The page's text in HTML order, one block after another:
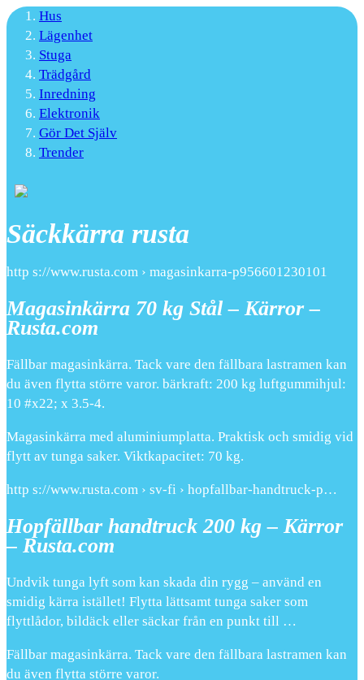
Hus
Lägenhet
Stuga
Trädgård
Inredning
Elektronik
Gör Det Själv
Trender
Säckkärra rusta
http s://www.rusta.com › magasinkarra-p956601230101
Magasinkärra 70 kg Stål – Kärror –
Rusta.com
Fällbar magasinkärra. Tack vare den fällbara lastramen kan
du även flytta större varor. bärkraft: 200 kg luftgummihjul:
10 #x22; x 3.5-4.
Magasinkärra med aluminiumplatta. Praktisk och smidig vid
flytt av tunga saker. Viktkapacitet: 70 kg.
http s://www.rusta.com › sv-fi › hopfallbar-handtruck-p…
Hopfällbar handtruck 200 kg – Kärror
– Rusta.com
Undvik tunga lyft som kan skada din rygg – använd en
smidig kärra istället! Flytta lättsamt tunga saker som
flyttlådor, bildäck eller säckar från en punkt till …
Fällbar magasinkärra. Tack vare den fällbara lastramen kan
du även flytta större varor.